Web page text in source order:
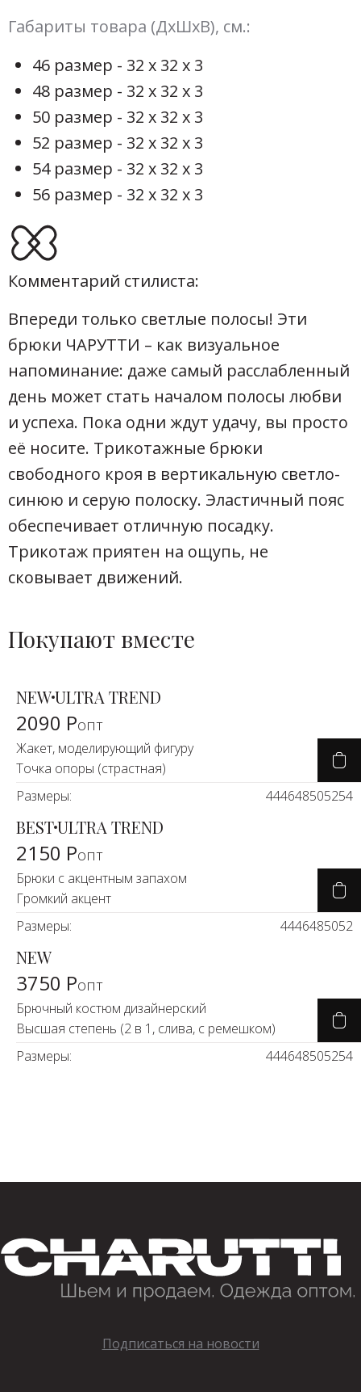
Габариты товара (ДхШхВ), см.:
46 размер - 32 х 32 х 3
48 размер - 32 х 32 х 3
50 размер - 32 х 32 х 3
52 размер - 32 х 32 х 3
54 размер - 32 х 32 х 3
56 размер - 32 х 32 х 3
Комментарий стилиста:
Впереди только светлые полосы! Эти
брюки ЧАРУТТИ – как визуальное
напоминание: даже самый расслабленный
день может стать началом полосы любви
и успеха. Пока одни ждут удачу, вы просто
её носите. Трикотажные брюки
свободного кроя в вертикальную светло-
синюю и серую полоску. Эластичный пояс
обеспечивает отличную посадку.
Трикотаж приятен на ощупь, не
сковывает движений.
Покупают вместе
NEWULTRA TREND
2090 Ропт
Жакет, моделирующий фигуру
Точка опоры (страстная)
Размеры:
444648505254
BESTULTRA TREND
2150 Ропт
Брюки с акцентным запахом
Громкий акцент
Размеры:
4446485052
NEW
3750 Ропт
Брючный костюм дизайнерский
Высшая степень (2 в 1, слива, с ремешком)
Размеры:
444648505254
Подписаться на новости